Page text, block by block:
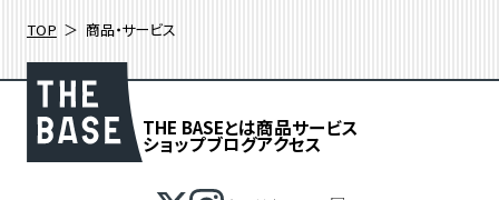
TOP 商品・サービス
THE BASEとは商品サービス
ショップブログアクセス